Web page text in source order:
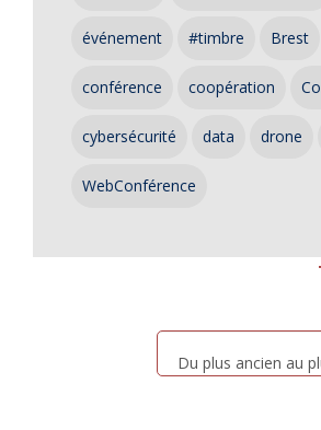
événement #timbre Brest
conférence coopération
cybersécurité data drone
WebConférence
Du plus ancien au